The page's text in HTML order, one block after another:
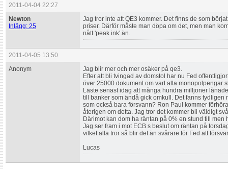
2011-04-04 22:27
Newton
Inlägg: 25
Jag tror inte att QE3 kommer. Det finns de som
priser. Därför måste man döpa om det, men man
nått 'peak ink' än.
2011-04-05 13:50
Anonym
Jag blir mer och mer osäker på qe3.
Efter att bli tvingad av domstol har nu Fed
över 25000 dokument om vart alla monopolpengar
Läste senast idag att många hundra milljoner
till banker som ändå gick omkull. Det fanns tydligen
som också bara försvann? Ron Paul kommer
återigen om detta. Jag tror det kommer bli väldigt
Därimot kan dom ha räntan på 0% en stund till men
Jag ser fram i mot ECB s beslut om räntan på
vilket alla tror så blir det än svårare för Fed att
Lucas